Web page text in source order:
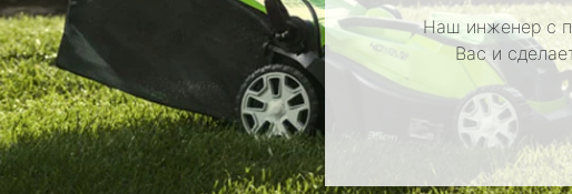
Наш инженер с
Вас и